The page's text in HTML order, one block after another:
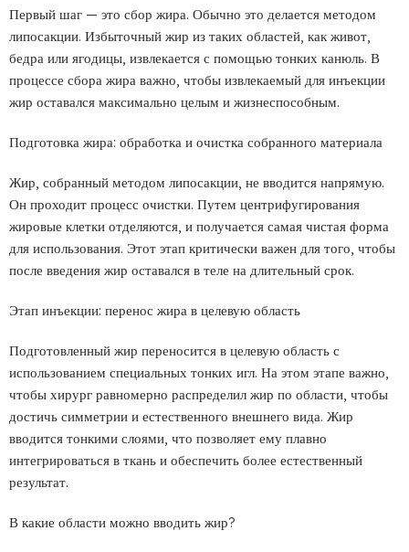
Первый шаг — это сбор жира. Обычно это делается методом
липосакции. Избыточный жир из таких областей, как живот,
бедра или ягодицы, извлекается с помощью тонких канюль. В
процессе сбора жира важно, чтобы извлекаемый для инъекции
жир оставался максимально целым и жизнеспособным.
Подготовка жира: обработка и очистка собранного материала
Жир, собранный методом липосакции, не вводится напрямую.
Он проходит процесс очистки. Путем центрифугирования
жировые клетки отделяются, и получается самая чистая форма
для использования. Этот этап критически важен для того, чтобы
после введения жир оставался в теле на длительный срок.
Этап инъекции: перенос жира в целевую область
Подготовленный жир переносится в целевую область с
использованием специальных тонких игл. На этом этапе важно,
чтобы хирург равномерно распределил жир по области, чтобы
достичь симметрии и естественного внешнего вида. Жир
вводится тонкими слоями, что позволяет ему плавно
интегрироваться в ткань и обеспечить более естественный
результат.
В какие области можно вводить жир?